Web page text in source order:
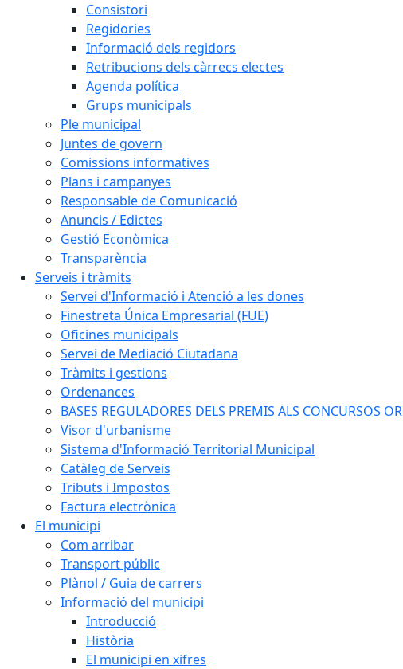
Consistori
Regidories
Informació dels regidors
Retribucions dels càrrecs electes
Agenda política
Grups municipals
Ple municipal
Juntes de govern
Comissions informatives
Plans i campanyes
Responsable de Comunicació
Anuncis / Edictes
Gestió Econòmica
Transparència
Serveis i tràmits
Servei d'Informació i Atenció a les dones
Finestreta Única Empresarial (FUE)
Oficines municipals
Servei de Mediació Ciutadana
Tràmits i gestions
Ordenances
BASES REGULADORES DELS PREMIS ALS CONCURSOS
Visor d'urbanisme
Sistema d'Informació Territorial Municipal
Catàleg de Serveis
Tributs i Impostos
Factura electrònica
El municipi
Com arribar
Transport públic
Plànol / Guia de carrers
Informació del municipi
Introducció
Història
El municipi en xifres